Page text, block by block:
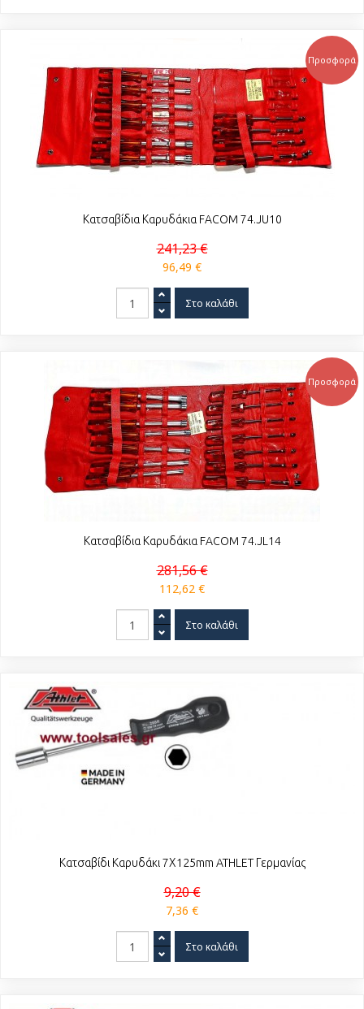
Προσφορά
Κατσαβίδια Καρυδάκια FACOM 74.JU10
241,23 €
96,49 €
Προσφορά
Κατσαβίδια Καρυδάκια FACOM 74.JL14
281,56 €
112,62 €
Κατσαβίδι Καρυδάκι 7Χ125mm ATHLET Γερμανίας
9,20 €
7,36 €